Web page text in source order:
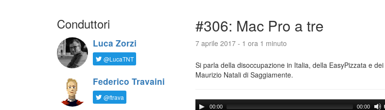
Conduttori
Luca Zorzi
@LucaTNT
Federico Travaini
@ftrava
#306: Mac Pro a tre
7 aprile 2017 - 1 ora 1 minuto
Si parla della disoccupazione in Italia, della EasyPizzata e
Maurizio Natali di Saggiamente.
00:00 00:00